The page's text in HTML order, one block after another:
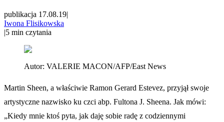
publikacja 17.08.19|
Iwona Flisikowska
|5 min czytania
Autor: VALERIE MACON/AFP/East News
Martin Sheen, a właściwie Ramon Gerard Estevez, przyjął swoje
artystyczne nazwisko ku czci abp. Fultona J. Sheena. Jak mówi:
„Kiedy mnie ktoś pyta, jak daję sobie radę z codziennymi